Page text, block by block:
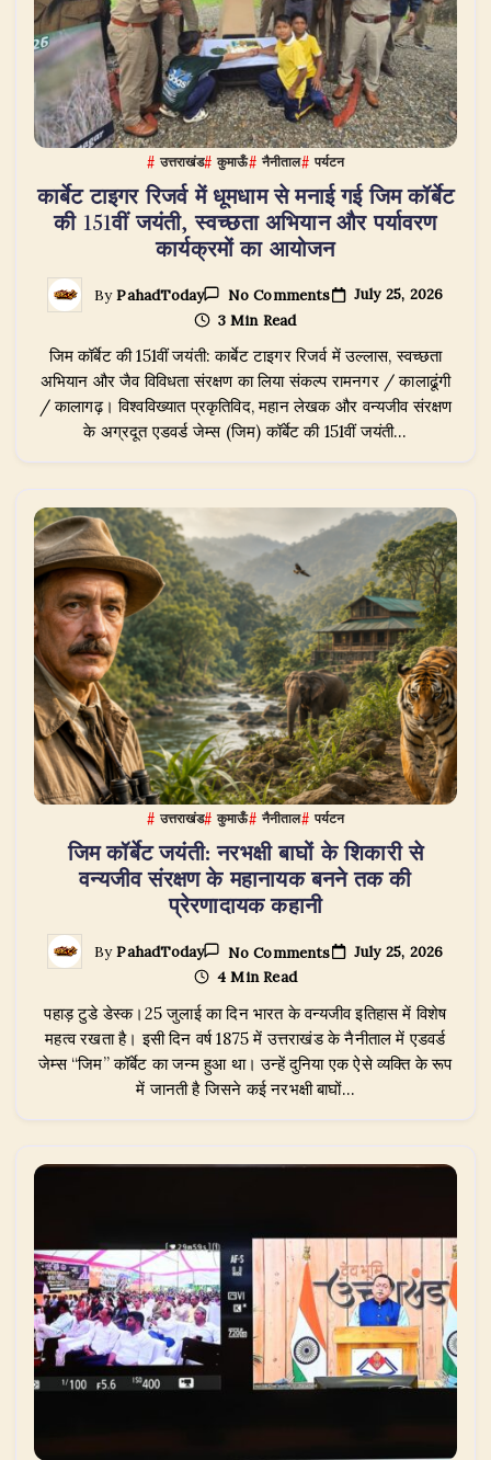
कहानी
उत्तराखंड कुमाऊँ नैनीताल पर्यटन
कार्बेट टाइगर रिजर्व में धूमधाम से मनाई गई जिम कॉर्बेट
की 151वीं जयंती, स्वच्छता अभियान और पर्यावरण
कार्यक्रमों का आयोजन
ByPahadToday No CommentsOn
रिजर्व
में
धूमधाम
से
मनाई
गई
कॉर्बेट
की
151वीं
जयंती,
अभियान
और
पर्यावरण
कार्यक्रमों
का
आयोजन
July 25, 2026
3 Min Read
जिम कॉर्बेट की 151वीं जयंती: कार्बेट टाइगर रिजर्व में उल्लास, स्वच्छता
अभियान और जैव विविधता संरक्षण का लिया संकल्प रामनगर / कालाढूंगी
/ कालागढ़। विश्वविख्यात प्रकृतिविद, महान लेखक और वन्यजीव संरक्षण
के अग्रदूत एडवर्ड जेम्स (जिम) कॉर्बेट की 151वीं जयंती…
उत्तराखंड कुमाऊँ नैनीताल पर्यटन
जिम कॉर्बेट जयंती: नरभक्षी बाघों के शिकारी से
वन्यजीव संरक्षण के महानायक बनने तक की
प्रेरणादायक कहानी
ByPahadToday No CommentsOn
जयंती:
नरभक्षी
बाघों
के
शिकारी
से
संरक्षण
के
महानायक
July 25, 2026
4 Min Read
पहाड़ टुडे डेस्क।25 जुलाई का दिन भारत के वन्यजीव इतिहास में विशेष
महत्व रखता है। इसी दिन वर्ष 1875 में उत्तराखंड के नैनीताल में एडवर्ड
जेम्स “जिम” कॉर्बेट का जन्म हुआ था। उन्हें दुनिया एक ऐसे व्यक्ति के रूप
में जानती है जिसने कई नरभक्षी बाघों…